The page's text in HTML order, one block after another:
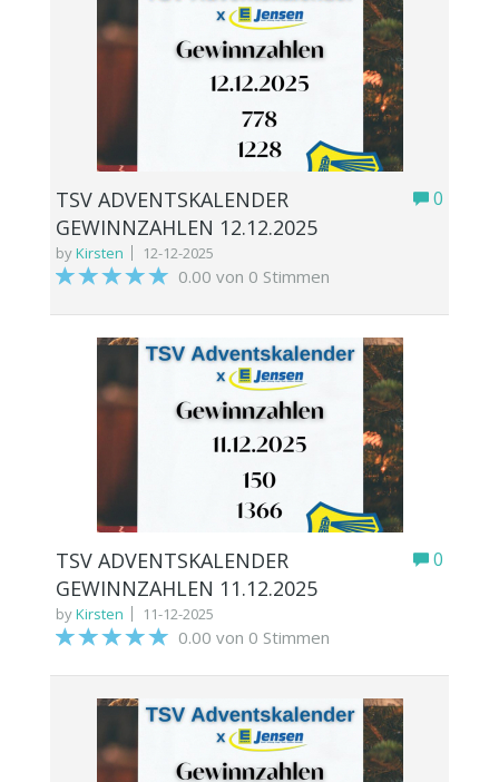
0
TSV ADVENTSKALENDER
GEWINNZAHLEN 12.12.2025
byKirsten 12-12-2025
0.00 von 0 Stimmen
0
TSV ADVENTSKALENDER
GEWINNZAHLEN 11.12.2025
byKirsten 11-12-2025
0.00 von 0 Stimmen